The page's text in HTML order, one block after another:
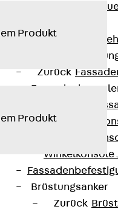
Zurück
Winkelkonsole
Brüstungsanker
Zurück
Produkt
Produkt